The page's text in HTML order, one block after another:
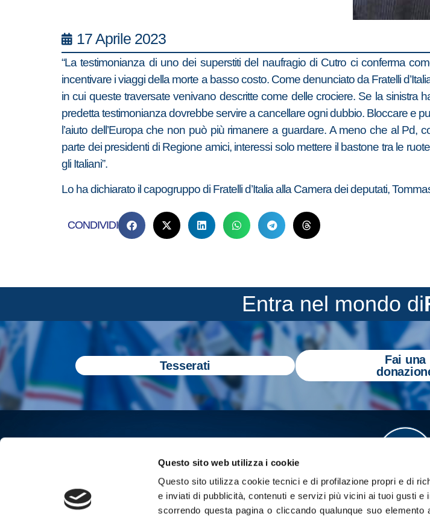
Questo sito web utilizza i cookie
Questo sito utilizza cookie tecnici e di profilazione propri e di
e inviati di pubblicità, contenuti e servizi più vicini ai tuoi gusti e
scorrendo questa pagina o cliccando qualunque suo
17 Aprile 2023
“La testimonianza di uno dei superstiti del naufragio di Cutro ci conferma
incentivare i viaggi della morte a basso costo. Come denunciato da Fratelli
in cui queste traversate venivano descritte come delle crociere. Se la sinistra
predetta testimonianza dovrebbe servire a cancellare ogni dubbio. Bloccare e
l’aiuto dell’Europa che non può più rimanere a guardare. A meno che al
parte dei presidenti di Regione amici, interessi solo mettere il bastone tra le
gli Italiani”.
Lo ha dichiarato il capogruppo di Fratelli d’Italia alla Camera dei deputati,
CONDIVIDI
Entra nel mondo di
Tesserati
Fai una